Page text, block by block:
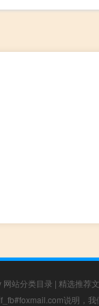
网站分类目录 | 精选推荐
说明，